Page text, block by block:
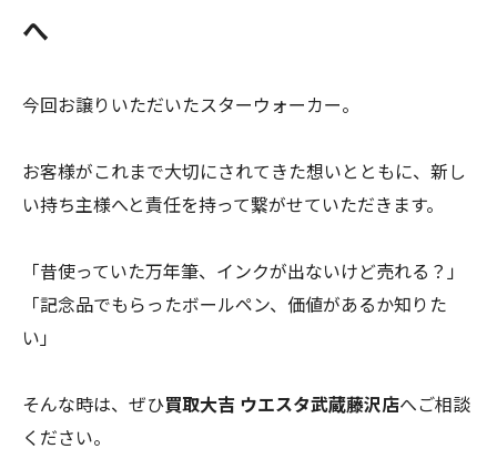
へ
今回お譲りいただいたスターウォーカー。
お客様がこれまで大切にされてきた想いとともに、新し
い持ち主様へと責任を持って繋がせていただきます。
「昔使っていた万年筆、インクが出ないけど売れる？」
「記念品でもらったボールペン、価値があるか知りた
い」
そんな時は、ぜひ買取大吉 ウエスタ武蔵藤沢店へご相談
ください。